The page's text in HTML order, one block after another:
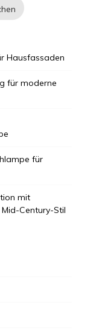
Hausfassaden
für moderne
für
mit
Century-Stil